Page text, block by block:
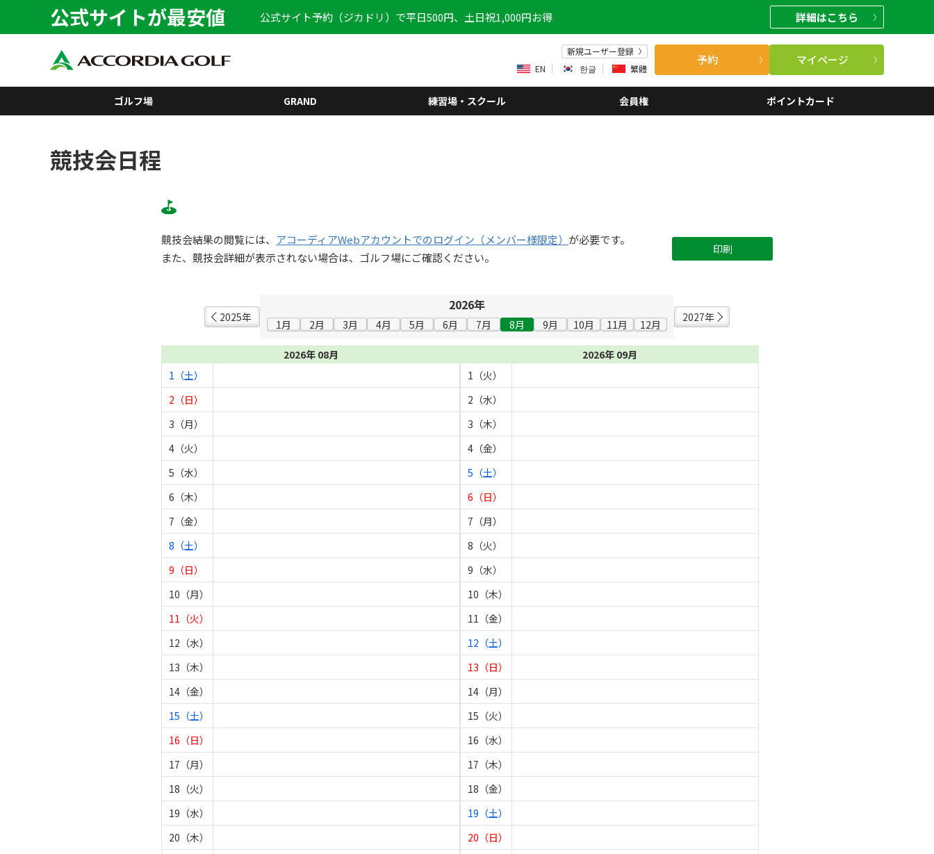
公式サイトが最安値 公式サイト予約（ジカドリ）で平日500円、土日祝1,000円お得 詳細はこちら
新規ユーザー登録
EN
한글 繁體
予約 マイページ
ゴルフ場 GRAND 練習場・スクール 会員権 ポイントカード
競技会日程
競技会結果の閲覧には、 アコーディアWebアカウントでのログイン（メンバー様限定） が必要です。
また、競技会詳細が表示されない場合は、ゴルフ場にご確認ください。
印刷
2025年
2026年
1月 2月 3月 4月 5月 6月 7月 8月 9月 10月 11月 12月
2027年
2026年 08月
1（土）
2（日）
3（月）
4（火）
5（水）
6（木）
7（金）
8（土）
9（日）
10（月）
11（火）
12（水）
13（木）
14（金）
15（土）
16（日）
17（月）
18（火）
19（水）
20（木）
2026年 09月
1（火）
2（水）
3（木）
4（金）
5（土）
6（日）
7（月）
8（火）
9（水）
10（木）
11（金）
12（土）
13（日）
14（月）
15（火）
16（水）
17（木）
18（金）
19（土）
20（日）